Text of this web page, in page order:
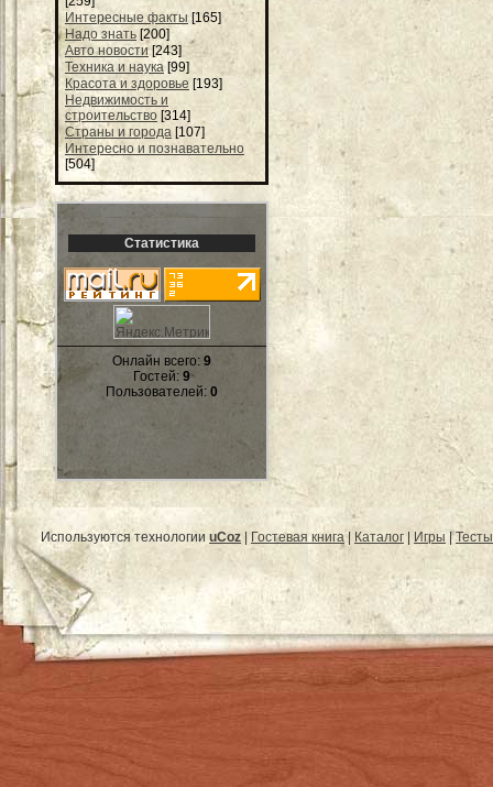
Интересные факты [165]
Надо знать [200]
Авто новости [243]
Техника и наука [99]
Красота и здоровье [193]
Недвижимость и
строительство [314]
Страны и города [107]
Интересно и познавательно
[504]
Статистика
Онлайн всего: 9
Гостей: 9
Пользователей: 0
Используются технологии uCoz Гостевая книга| Каталог Игры |Тесты